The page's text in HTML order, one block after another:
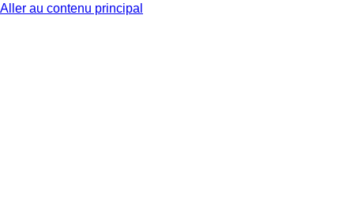
Aller au contenu principal